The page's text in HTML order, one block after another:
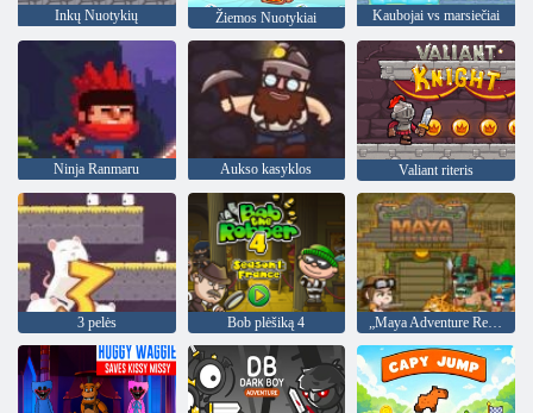
Inkų Nuotykių Žiemos Nuotykiai Kaubojai vs marsiečiai
Ninja Ranmaru Aukso kasyklos Valiant riteris
3 pelės Bob plėšiką 4 „Maya Adventure Remastered“